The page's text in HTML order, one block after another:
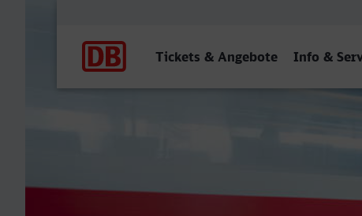
Tickets & Angebote Info &
Offenbach (Main) Hbf -